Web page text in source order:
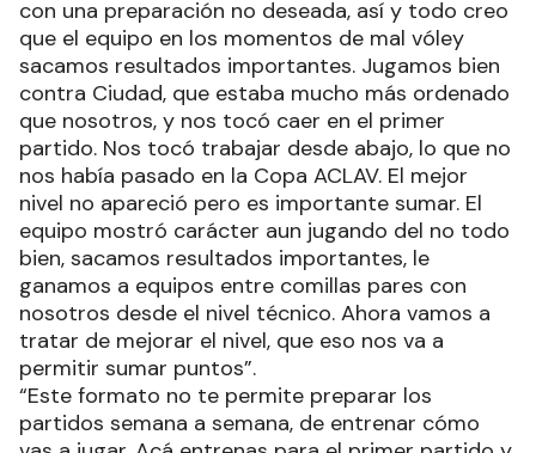
con una preparación no deseada, así y todo creo
que el equipo en los momentos de mal vóley
sacamos resultados importantes. Jugamos bien
contra Ciudad, que estaba mucho más ordenado
que nosotros, y nos tocó caer en el primer
partido. Nos tocó trabajar desde abajo, lo que no
nos había pasado en la Copa ACLAV. El mejor
nivel no apareció pero es importante sumar. El
equipo mostró carácter aun jugando del no todo
bien, sacamos resultados importantes, le
ganamos a equipos entre comillas pares con
nosotros desde el nivel técnico. Ahora vamos a
tratar de mejorar el nivel, que eso nos va a
permitir sumar puntos”.
“Este formato no te permite preparar los
partidos semana a semana, de entrenar cómo